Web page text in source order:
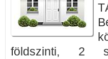
földszinti, 2